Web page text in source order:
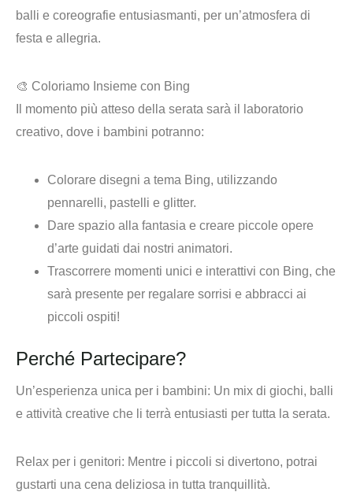
balli e coreografie entusiasmanti, per un’atmosfera di
festa e allegria.
🎨 Coloriamo Insieme con Bing
Il momento più atteso della serata sarà il laboratorio
creativo, dove i bambini potranno:
Colorare disegni a tema Bing, utilizzando
pennarelli, pastelli e glitter.
Dare spazio alla fantasia e creare piccole opere
d’arte guidati dai nostri animatori.
Trascorrere momenti unici e interattivi con Bing, che
sarà presente per regalare sorrisi e abbracci ai
piccoli ospiti!
Perché Partecipare?
Un’esperienza unica per i bambini: Un mix di giochi, balli
e attività creative che li terrà entusiasti per tutta la serata.
Relax per i genitori: Mentre i piccoli si divertono, potrai
gustarti una cena deliziosa in tutta tranquillità.